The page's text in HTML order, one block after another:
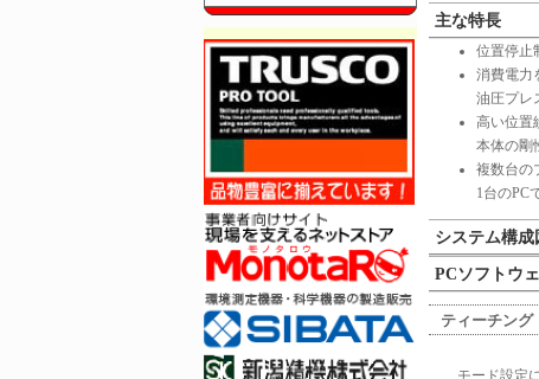
主な特長
位置停止
消費電力
油圧プレ
高い位置
本体の剛
複数台の
1台のPC
システム構成
PCソフトウ
ティーチング
モード設定